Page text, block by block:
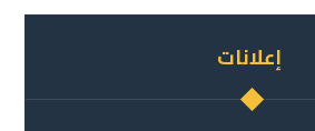
إعلانات